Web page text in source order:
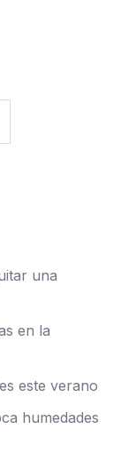
una
en la
este verano
humedades